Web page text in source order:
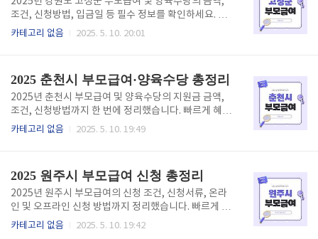
나입니다.2025년 기준, 부모급여는 다음과 같이 구성
됩니다:만 0세 (24개월 미만): 월 최대 100만 원만 1세
(24개월~36개월 미만): 월 최대 50만 원단, 어린이집
조건, 신청방법, 입금일 등 필수 정보를 확인하세요. 빠
르게 신청하려면 아래 버튼을 눌러주세요. 2025 부모
2. 2025년 부모급여 지원 금액만 0세는 100만 원, 만 1
세는 50만 원으로 지급되며, 보육시설 이용 시 보육료
로 대체됩니다.📌 3. 부모급여 지원 대상 (고성군 기준)
고성군에 주소지를 둔 가정으로, 자녀가 만 0~1세이고
가정양육 중이면 대상이 됩니다. 2025 부모급여 신청
카테고리 없음 2025. 5. 10. 20:01
2025 춘천시 부모급여·양육수당 총정리
2025년 춘천시 부모급여 및 양육수당의 지원금 금액,
조건, 신청방법까지 한 번에 정리했습니다. 빠르게 혜택
신청하려면 아래 버튼에서 확인하세요. 2025 부모급여
다.📌 2. 2025년 춘천시 부모급여 지원금 금액만 0세는
월 100만 원, 만 1세는 50만 원이 지급되며, 어린이집
이용 시 보육료로 대체됩니다.📌 3. 춘천시 부모급여 지
원 조건춘천시에 거주하며 만 0~1세 자녀를 가정에서
양육 중인 경우 신청 가능합니다. 2025 부모급여 신청
카테고리 없음 2025. 5. 10. 19:49
2025 원주시 부모급여 신청 총정리
2025년 원주시 부모급여의 신청 조건, 신청서류, 온라
인 및 오프라인 신청 방법까지 정리했습니다. 빠르게 부
모급여 신청하려면 아래 버튼에서 확인하세요. 2025
카테고리 없음 2025. 5. 10. 19:42